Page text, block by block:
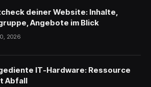
deiner Website: Inhalte,
Angebote im Blick
2026
IT-Hardware: Ressource
Abfall